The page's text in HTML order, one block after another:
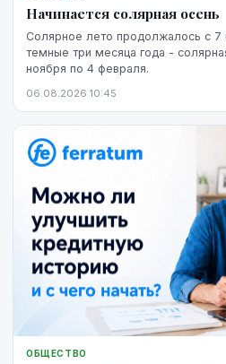
Начинается солярная осень
Солярное лето продолжалось с 7
темные три месяца года -
ноября по 4 февраля.
06.08.2026 10:45
ОБЩЕСТВО